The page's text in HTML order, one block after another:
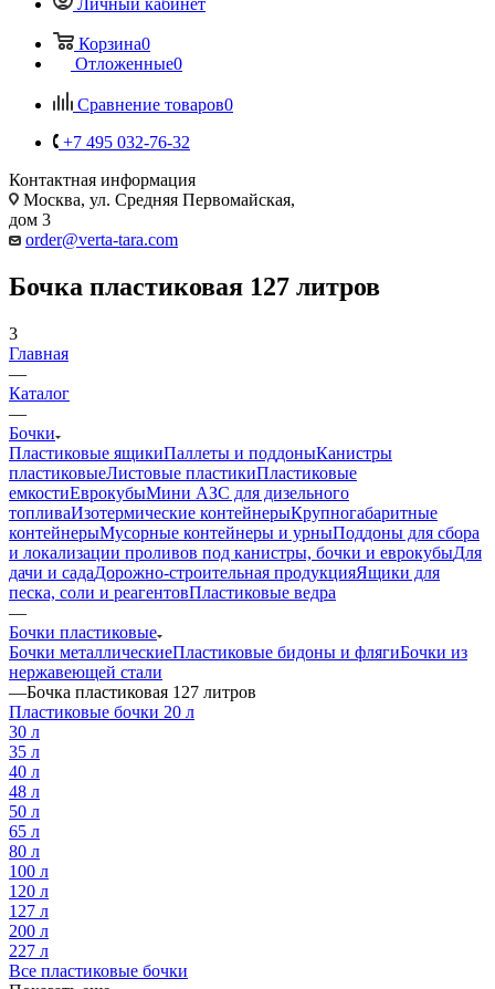
Личный кабинет
Корзина0
Отложенные0
Сравнение товаров0
+7 495 032-76-32
Контактная информация
Москва, ул. Средняя Первомайская,
дом 3
order@verta-tara.com
Бочка пластиковая 127 литров
3
Главная
—
Каталог
—
Бочки
Пластиковые ящикиПаллеты и поддоныКанистры
пластиковыеЛистовые пластикиПластиковые
емкостиЕврокубыМини АЗС для дизельного
топливаИзотермические контейнерыКрупногабаритные
контейнерыМусорные контейнеры и урныПоддоны для сбора
и локализации проливов под канистры, бочки и еврокубыДля
дачи и садаДорожно-строительная продукцияЯщики для
песка, соли и реагентовПластиковые ведра
—
Бочки пластиковые
Бочки металлическиеПластиковые бидоны и флягиБочки из
нержавеющей стали
—Бочка пластиковая 127 литров
Пластиковые бочки 20 л
30 л
35 л
40 л
48 л
50 л
65 л
80 л
100 л
120 л
127 л
200 л
227 л
Все пластиковые бочки